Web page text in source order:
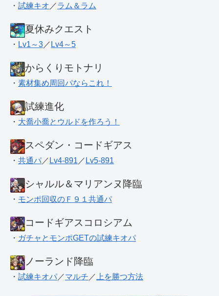
・ 試練キオ ／ラム＆ラム
夏休みクエスト
・ Lv1～3 ／ Lv4～5
からくりモトナリ
・ 素材集め周回パならこれ！
試練進化
・ 大喬小喬とウルドを作ろう！
スペダン・コードギアス
・ 共通パ ／ Lv4-891 ／ Lv5-891
シャルル＆マリアンヌ降臨
・ モンポ回収のＦ９１共通パ
コードギアスコロシアム
・ ガチャとモンポGETの試練キオパ
ノーランド降臨
・ 試練キオパ ／マルチ ／ 上を勝つ方法